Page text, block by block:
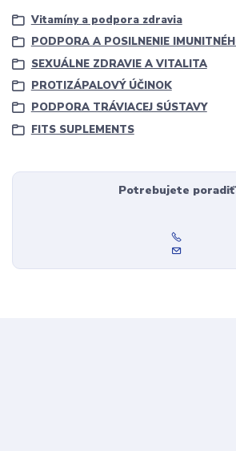
Vitamíny a podpora zdravia
PODPORA A POSILNENIE
SEXUÁLNE ZDRAVIE A VITALITA
PROTIZÁPALOVÝ ÚČINOK
PODPORA TRÁVIACEJ SÚSTAVY
FITS SUPLEMENTS
Potrebujete